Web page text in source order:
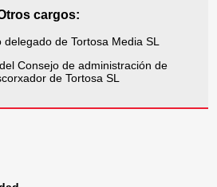
cargos:
delegado de Tortosa Media SL
Consejo de administración de
de Tortosa SL